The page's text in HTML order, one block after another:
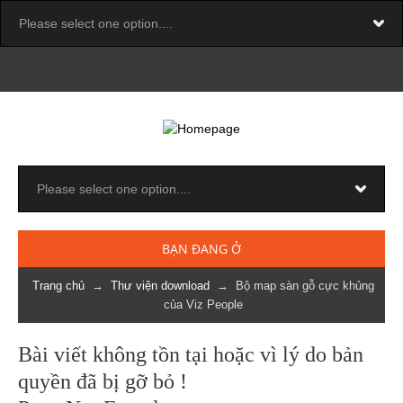
BẠN ĐANG Ở
Trang chủ→ Thư viện download → Bộ map sàn gỗ cực khủng
của Viz People
Bài viết không tồn tại hoặc vì lý do bản
quyền đã bị gỡ bỏ !